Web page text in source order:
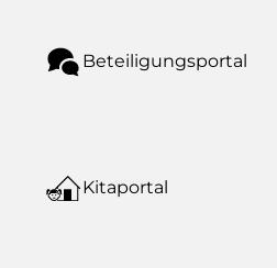
Beteiligungsportal
Kitaportal